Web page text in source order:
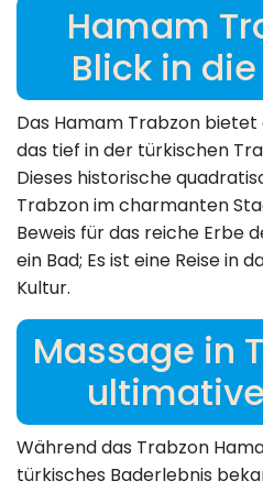
Hamam
Blick in
Das Hamam Trabzon bietet
das tief in der türkischen
Dieses historische
Trabzon im charmanten
Beweis für das reiche Erbe
ein Bad; Es ist eine Reise in
Kultur.
Massage in
Während das Trabzon
türkisches Baderlebnis